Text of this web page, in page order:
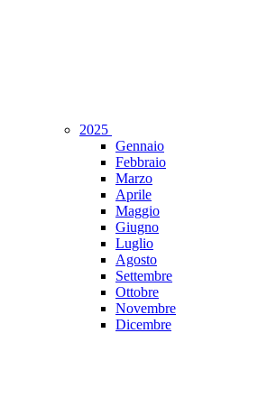
2025
Gennaio
Febbraio
Marzo
Aprile
Maggio
Giugno
Luglio
Agosto
Settembre
Ottobre
Novembre
Dicembre